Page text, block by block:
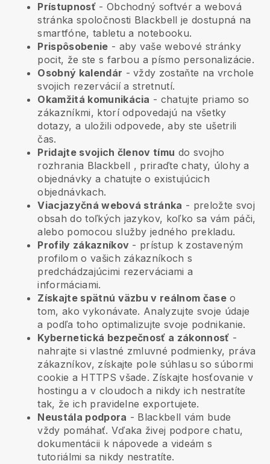
Prístupnosť- Obchodný softvér a webová
stránka spoločnosti Blackbell je dostupná na
smartfóne, tabletu a notebooku.
Prispôsobenie - aby vaše webové stránky
pocit, že ste s farbou a písmo personalizácie.
Osobný kalendár - vždy zostaňte na vrchole
svojich rezervácií a stretnutí.
Okamžitá komunikácia - chatujte priamo so
zákazníkmi, ktorí odpovedajú na všetky
dotazy, a uložili odpovede, aby ste ušetrili
čas.
Pridajte svojich členov tímu do svojho
rozhrania Blackbell , priraďte chaty, úlohy a
objednávky a chatujte o existujúcich
objednávkach.
Viacjazyčná webová stránka - preložte svoj
obsah do toľkých jazykov, koľko sa vám páči,
alebo pomocou služby jedného prekladu.
Profily zákazníkov - prístup k zostaveným
profilom o vašich zákazníkoch s
predchádzajúcimi rezerváciami a
informáciami.
Získajte spätnú väzbu v reálnom časeo
tom, ako vykonávate. Analyzujte svoje údaje
a podľa toho optimalizujte svoje podnikanie.
Kybernetická bezpečnosť a zákonnosť -
nahrajte si vlastné zmluvné podmienky, práva
zákazníkov, získajte pole súhlasu so súbormi
cookie a HTTPS všade. Získajte hosťovanie v
hostingu a v cloudoch a nikdy ich nestratíte
tak, že ich pravidelne exportujete.
Neustála podpora - Blackbell vám bude
vždy pomáhať. Vďaka živej podpore chatu,
dokumentácii k nápovede a videám s
tutoriálmi sa nikdy nestratíte.